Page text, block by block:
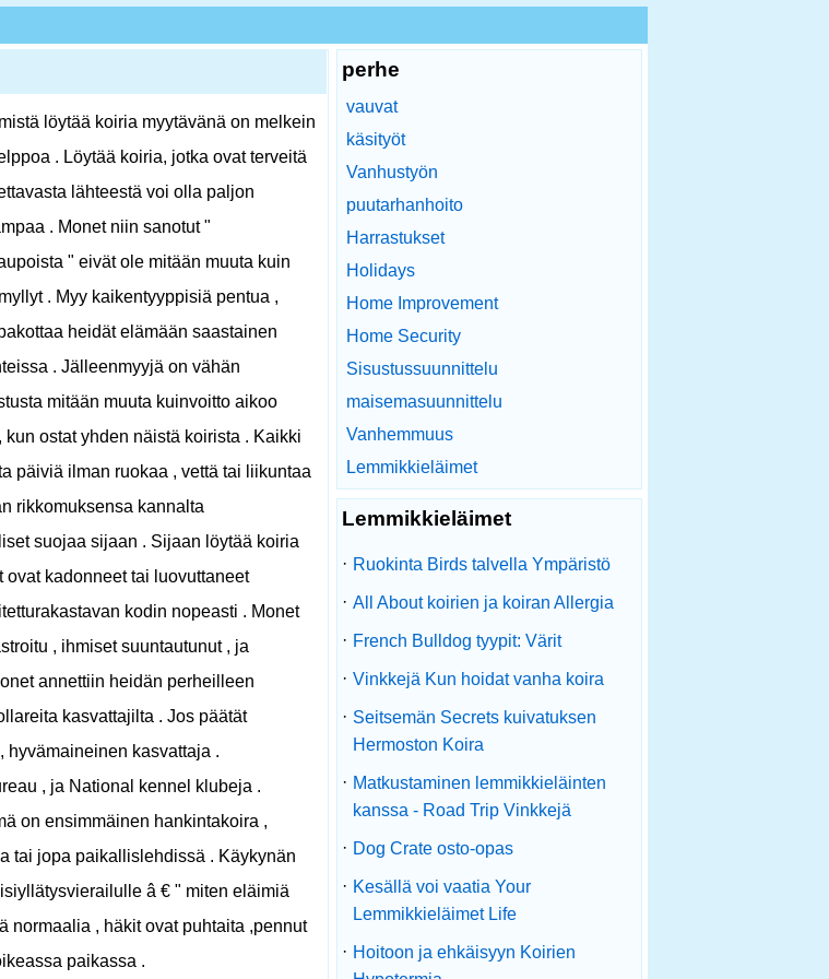
löytää koiria myytävänä on melkein
. Löytää koiria, jotka ovat terveitä
lähteestä voi olla paljon
. Monet niin sanotut "
" eivät ole mitään muuta kuin
. Myy kaikentyyppisiä pentua ,
heidät elämään saastainen
. Jälleenmyyjä on vähän
mitään muuta kuinvoitto aikoo
kun ostat yhden näistä koirista . Kaikki
päiviä ilman ruokaa , vettä tai liikuntaa
rikkomuksensa kannalta
suojaa sijaan . Sijaan löytää koiria
ovat kadonneet tai luovuttaneet
kodin nopeasti . Monet
, ihmiset suuntautunut , ja
annettiin heidän perheilleen
kasvattajilta . Jos päätät
hyvämaineinen kasvattaja .
, ja National kennel klubeja .
on ensimmäinen hankintakoira ,
tai jopa paikallislehdissä . Käykynän
â € " miten eläimiä
normaalia , häkit ovat puhtaita ,pennut
paikassa .
perhe
vauvat
käsityöt
Vanhustyön
puutarhanhoito
Harrastukset
Holidays
Home Improvement
Home Security
Sisustussuunnittelu
maisemasuunnittelu
Vanhemmuus
Lemmikkieläimet
Lemmikkieläimet
· Ruokinta Birds talvella Ympäristö
· All About koirien ja koiran Allergia
· French Bulldog tyypit: Värit
· Vinkkejä Kun hoidat vanha koira
· Seitsemän Secrets kuivatuksen
Hermoston Koira
· Matkustaminen lemmikkieläinten
kanssa - Road Trip Vinkkejä
· Dog Crate osto-opas
· Kesällä voi vaatia Your
Lemmikkieläimet Life
· Hoitoon ja ehkäisyyn Koirien